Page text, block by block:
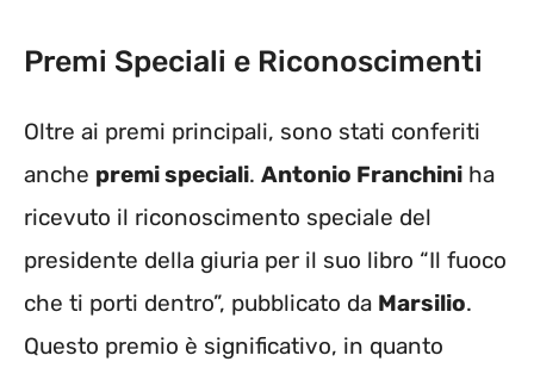
Premi Speciali e Riconoscimenti
Oltre ai premi principali, sono stati conferiti
anche premi speciali. Antonio Franchini ha
ricevuto il riconoscimento speciale del
presidente della giuria per il suo libro “Il fuoco
che ti porti dentro”, pubblicato da Marsilio.
Questo premio è significativo, in quanto